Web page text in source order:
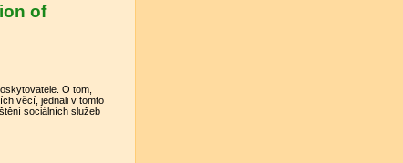
of
O tom,
věcí, jednali v tomto
sociálních služeb